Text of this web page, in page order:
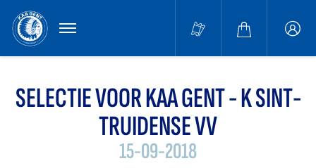
MENU
SELECTIE VOOR KAA GENT - K SINT-
TRUIDENSE VV
15-09-2018